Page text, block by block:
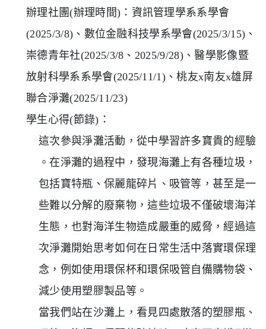
辦理社團(辦理時間)：資訊管理學系系學會
(2025/3/8)、數位金融科技學系學會(2025/3/15)、
崇德青年社(2025/3/8、2025/9/28)、醫學影像暨
放射科學系系學會(2025/11/1)、桃友x南友x雄屏
聯合淨灘(2025/11/23)
學生心得(節錄)：
這次參與淨灘活動，從中學習許多寶貴的經驗
。在淨灘的過程中，發現海灘上有各種垃圾，
包括寶特瓶、保麗龍碎片、吸管等，甚至是一
些難以分解的廢棄物，這些垃圾不僅破壞海洋
生態，也對海洋生物造成嚴重的威脅，經過這
次淨灘開始思考如何在日常生活中落實環保理
念，例如使用環保杯和環保吸管自備購物袋、
減少使用塑膠製品等。
當我們站在沙灘上，看見四處散落的塑膠瓶、